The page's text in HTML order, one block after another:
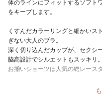
体のラインにフィットするソフト
をキープします。
くすんだカラーリングと細かいス
ぎない大人のブラ。
深く切り込んだカップが、セクシ
脇高設計でシルエットもスッキリ。
お揃いショーツは人気の総レース